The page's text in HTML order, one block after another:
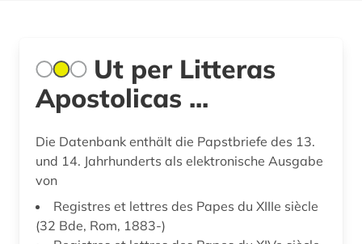
Ut per Litteras
Apostolicas ...
Die Datenbank enthält die Papstbriefe des 13.
und 14. Jahrhunderts als elektronische Ausgabe
von
Registres et lettres des Papes du XIIIe siècle
(32 Bde, Rom, 1883-)